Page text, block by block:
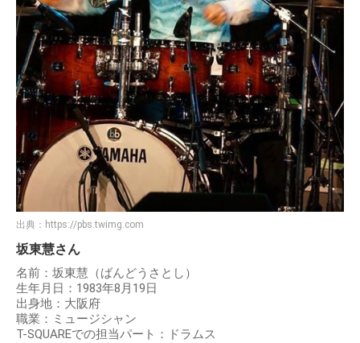
出典： https://pbs.twimg.com
坂東慧さん
名前：坂東慧（ばんどうさとし）
生年月日：1983年8月19日
出身地：大阪府
職業：ミュージシャン
T-SQUAREでの担当パート：ドラムス